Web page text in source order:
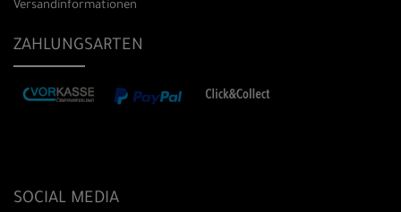
Versandinformationen
ZAHLUNGSARTEN
SOCIAL MEDIA